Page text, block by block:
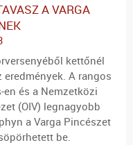
A VARGA
kettőnél
A rangos
és a Nemzetközi
(OIV) legnagyobb
a Varga Pincészet
be.